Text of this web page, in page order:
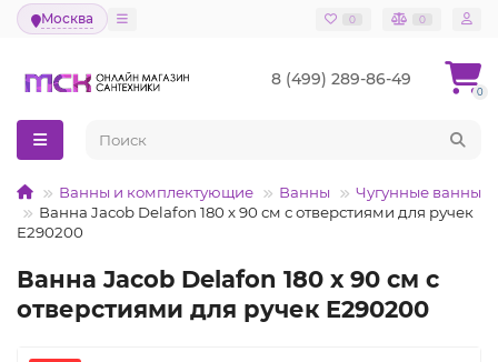
Москва 0 0
8 (499) 289-86-49
0
Ванны и комплектующие Ванны
Чугунные ванны
Ванна Jacob Delafon 180 х 90 см с отверстиями для ручек
E290200
Ванна Jacob Delafon 180 х 90 см с
отверстиями для ручек E290200